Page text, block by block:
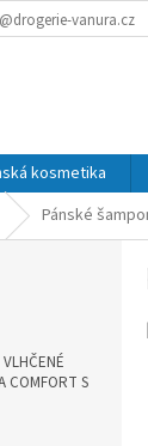
vanura.cz
kosmetika
Pánské
COMFORT S